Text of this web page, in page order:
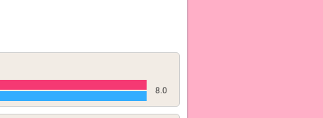
8.0